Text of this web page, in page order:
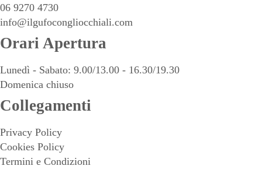
06 9270 4730
info@ilgufocongliocchiali.com
Orari Apertura
Lunedì - Sabato: 9.00/13.00 - 16.30/19.30
Domenica chiuso
Collegamenti
Privacy Policy
Cookies Policy
Termini e Condizioni